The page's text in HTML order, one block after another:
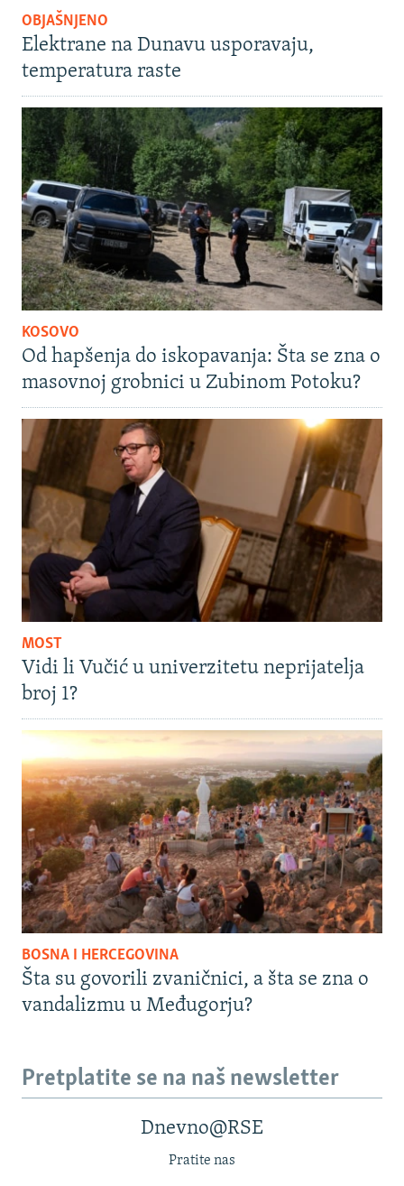
OBJAŠNJENO
Elektrane na Dunavu usporavaju,
temperatura raste
KOSOVO
Od hapšenja do iskopavanja: Šta se zna o
masovnoj grobnici u Zubinom Potoku?
MOST
Vidi li Vučić u univerzitetu neprijatelja
broj 1?
BOSNA I HERCEGOVINA
Šta su govorili zvaničnici, a šta se zna o
vandalizmu u Međugorju?
Pretplatite se na naš newsletter
Dnevno@RSE
Pratite nas